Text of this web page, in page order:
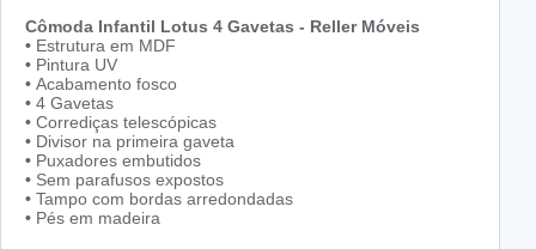
Cômoda Infantil Lotus 4 Gavetas - Reller Móveis
• Estrutura em MDF
• Pintura UV
• Acabamento fosco
• 4 Gavetas
• Corrediças telescópicas
• Divisor na primeira gaveta
• Puxadores embutidos
• Sem parafusos expostos
• Tampo com bordas arredondadas
• Pés em madeira